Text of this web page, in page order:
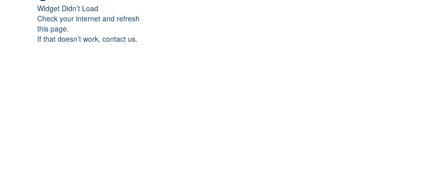
Widget Didn’t Load
Check your internet and refresh
this page.
If that doesn’t work, contact us.